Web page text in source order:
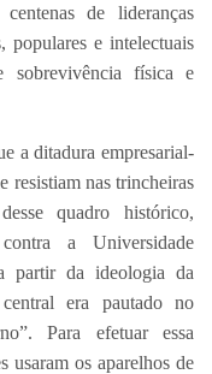
de lideranças
populares e intelectuais
sobrevivência física e
a ditadura empresarial-
resistiam nas trincheiras
quadro histórico,
a Universidade
partir da ideologia da
era pautado no
Para efetuar essa
usaram os aparelhos de